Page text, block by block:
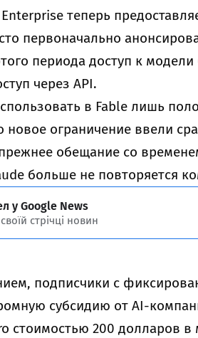
теперь
первоначально
периода доступ к модели
через API.
в Fable лишь
ограничение ввели
обещание со
больше не повторяется
у Google News
стрічці новин
подписчики с
субсидию от AI-
стоимостью 200 долларов в